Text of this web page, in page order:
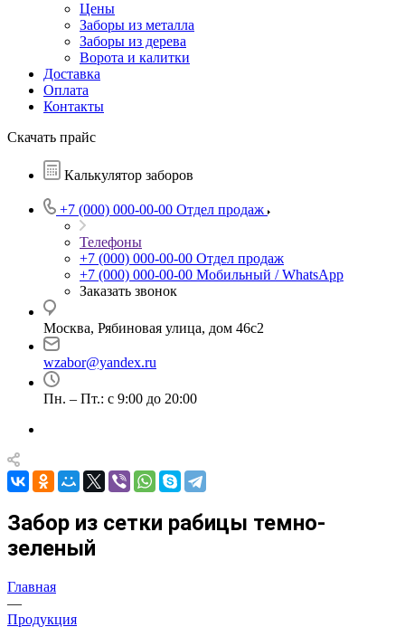
Цены
Заборы из металла
Заборы из дерева
Ворота и калитки
Доставка
Оплата
Контакты
Скачать прайс
Калькулятор заборов
+7 (000) 000-00-00 Отдел продаж
Телефоны
+7 (000) 000-00-00 Отдел продаж
+7 (000) 000-00-00 Мобильный / WhatsApp
Заказать звонок
Москва, Рябиновая улица, дом 46с2
wzabor@yandex.ru
Пн. – Пт.: с 9:00 до 20:00
Забор из сетки рабицы темно-
зеленый
Главная
—
Продукция